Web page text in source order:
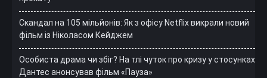
Скандал на 105 мільйонів: Як з офісу Netflix викрали новий
фільм із Ніколасом Кейджем
Особиста драма чи збіг? На тлі чуток про кризу у стосунках
Дантес анонсував фільм «Пауза»